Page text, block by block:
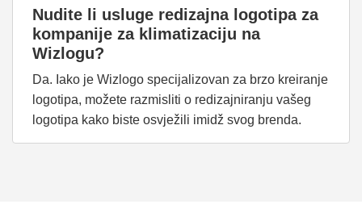
Nudite li usluge redizajna logotipa za
kompanije za klimatizaciju na
Wizlogu?
Da. Iako je Wizlogo specijalizovan za brzo kreiranje
logotipa, možete razmisliti o redizajniranju vašeg
logotipa kako biste osvježili imidž svog brenda.